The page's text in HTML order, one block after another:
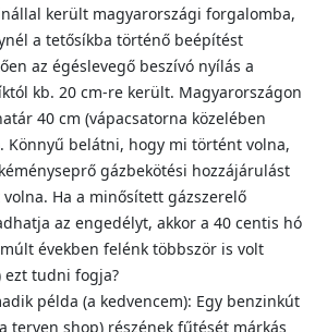
került magyarországi forgalomba,
a tetősíkba történő beépítést
az égéslevegő beszívó nyílás a
kb. 20 cm-re került. Magyarországon
40 cm (vápacsatorna közelében
Könnyű belátni, hogy mi történt volna,
gázbekötési hozzájárulást
Ha a minősített gázszerelő
az engedélyt, akkor a 40 centis hó
években felénk többször is volt
ezt tudni fogja?
példa (a kedvencem): Egy benzinkút
terven shop) részének fűtését márkás